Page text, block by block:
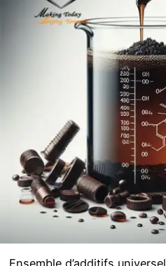
Ensemble d’additifs